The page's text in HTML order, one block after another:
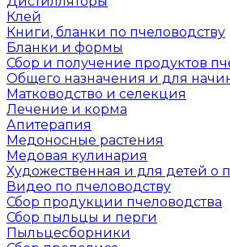
Клей
Книги, бланки по пчеловодству
Бланки и формы
Сбор и получение продуктов
Общего назначения и для
Матководство и селекция
Лечение и корма
Апитерапия
Медоносные растения
Медовая кулинария
Художественная и для детей о
Видео по пчеловодству
Сбор продукции пчеловодства
Сбор пыльцы и перги
Пыльцесборники